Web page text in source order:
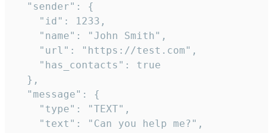
  "sender": {
    "id": 1233,
    "name": "John Smith",
    "url": "https://test.com",
    "has_contacts": true
  },
  "message": {
    "type": "TEXT",
    "text": "Can you help me?",